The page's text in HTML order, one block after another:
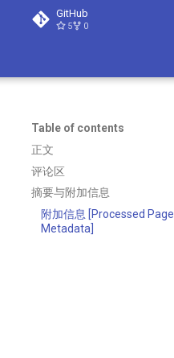
GitHub
5 0
Table of contents
正文
评论区
摘要与附加信息
附加信息 [Processed Page
Metadata]